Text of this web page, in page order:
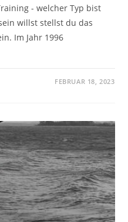
- welcher Typ bist
willst stellst du das
Im Jahr 1996
FEBRUAR 18, 2023